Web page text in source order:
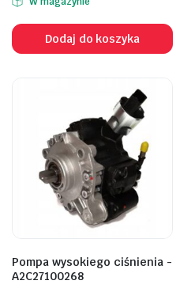
Dodaj do koszyka
Pompa wysokiego ciśnienia -
A2C27100268